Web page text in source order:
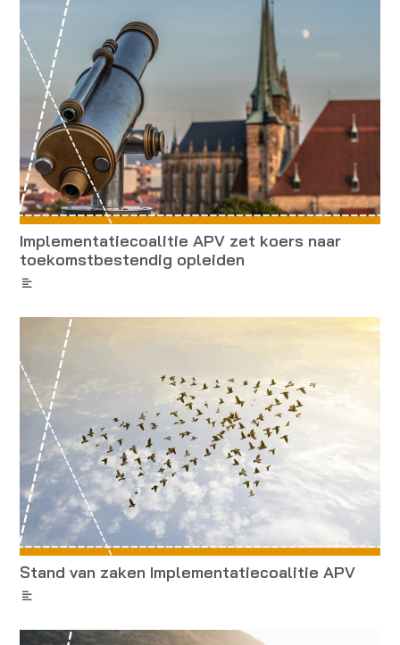
Implementatiecoalitie APV zet koers naar
toekomstbestendig opleiden
Stand van zaken Implementatiecoalitie APV